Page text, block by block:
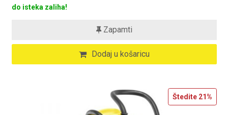
do isteka zaliha!
Zapamti
Dodaj u košaricu
Štedite 21%